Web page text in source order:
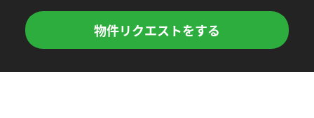
物件リクエストをする